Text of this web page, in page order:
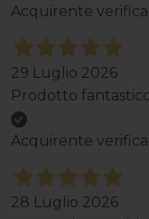
Acquirente
29 Luglio 2026
Prodotto
Acquirente
28 Luglio 2026